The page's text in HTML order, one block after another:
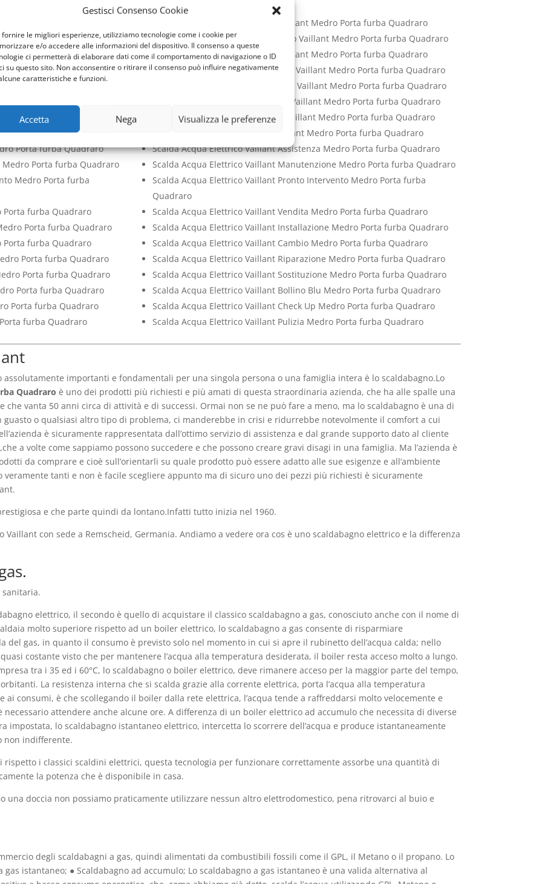
Gestisci Consenso Cookie
fornire le migliori esperienze, utilizziamo tecnologie come i cookie per
e/o accedere alle informazioni del dispositivo. Il consenso a queste
ci permetterà di elaborare dati come il comportamento di navigazione o ID
su questo sito. Non acconsentire o ritirare il consenso può influire negativamente
caratteristiche e funzioni.
Accetta Nega Visualizza le preferenze
furba Quadraro
Porta furba Quadraro
Porta furba Quadraro
Porta furba Quadraro
Porta furba Quadraro
Porta furba Quadraro
Porta furba Quadraro
furba Quadraro
Porta furba Quadraro
Porta furba Quadraro
Medro Porta furba
Porta furba Quadraro
Porta furba Quadraro
Porta furba Quadraro
Porta furba Quadraro
Porta furba Quadraro
Porta furba Quadraro
Porta furba Quadraro
furba Quadraro
Quadraro
Vendita Scalda Acqua Elettrico Vaillant Medro Porta furba Quadraro
Installazione Scalda Acqua Elettrico Vaillant Medro Porta furba Quadraro
Cambio Scalda Acqua Elettrico Vaillant Medro Porta furba Quadraro
Riparazione Scalda Acqua Elettrico Vaillant Medro Porta furba Quadraro
Sostituzione Scalda Acqua Elettrico Vaillant Medro Porta furba Quadraro
Bollino Blu Scalda Acqua Elettrico Vaillant Medro Porta furba Quadraro
Check Up Scalda Acqua Elettrico Vaillant Medro Porta furba Quadraro
Pulizia Scalda Acqua Elettrico Vaillant Medro Porta furba Quadraro
Scalda Acqua Elettrico Vaillant Assistenza Medro Porta furba Quadraro
Scalda Acqua Elettrico Vaillant Manutenzione Medro Porta furba Quadraro
Scalda Acqua Elettrico Vaillant Pronto Intervento Medro Porta furba
Quadraro
Scalda Acqua Elettrico Vaillant Vendita Medro Porta furba Quadraro
Scalda Acqua Elettrico Vaillant Installazione Medro Porta furba Quadraro
Scalda Acqua Elettrico Vaillant Cambio Medro Porta furba Quadraro
Scalda Acqua Elettrico Vaillant Riparazione Medro Porta furba Quadraro
Scalda Acqua Elettrico Vaillant Sostituzione Medro Porta furba Quadraro
Scalda Acqua Elettrico Vaillant Bollino Blu Medro Porta furba Quadraro
Scalda Acqua Elettrico Vaillant Check Up Medro Porta furba Quadraro
Scalda Acqua Elettrico Vaillant Pulizia Medro Porta furba Quadraro
importanti e fondamentali per una singola persona o una famiglia intera è lo scaldabagno.Lo
Quadraro è uno dei prodotti più richiesti e più amati di questa straordinaria azienda, che ha alle spalle una
vanta 50 anni circa di attività e di successi. Ormai non se ne può fare a meno, ma lo scaldabagno è una di
guasto o qualsiasi altro tipo di problema, ci manderebbe in crisi e ridurrebbe notevolmente il comfort a cui
è sicuramente rappresentata dall’ottimo servizio di assistenza e dal grande supporto dato al cliente
a volte come sappiamo possono succedere e che possono creare gravi disagi in una famiglia. Ma l’azienda è
da comprare e cioè sull’orientarli su quale prodotto può essere adatto alle sue esigenze e all’ambiente
tanti e non è facile scegliere appunto ma di sicuro uno dei pezzi più richiesti è sicuramente
e che parte quindi da lontano.Infatti tutto inizia nel 1960.
con sede a Remscheid, Germania. Andiamo a vedere ora cos è uno scaldabagno elettrico e la differenza
elettrico, il secondo è quello di acquistare il classico scaldabagno a gas, conosciuto anche con il nome di
molto superiore rispetto ad un boiler elettrico, lo scaldabagno a gas consente di risparmiare
gas, in quanto il consumo è previsto solo nel momento in cui si apre il rubinetto dell’acqua calda; nello
costante visto che per mantenere l’acqua alla temperatura desiderata, il boiler resta acceso molto a lungo.
tra i 35 ed i 60°C, lo scaldabagno o boiler elettrico, deve rimanere acceso per la maggior parte del tempo,
La resistenza interna che si scalda grazie alla corrente elettrica, porta l’acqua alla temperatura
consumi, è che scollegando il boiler dalla rete elettrica, l’acqua tende a raffreddarsi molto velocemente e
attendere anche alcune ore. A differenza di un boiler elettrico ad accumulo che necessita di diverse
impostata, lo scaldabagno istantaneo elettrico, intercetta lo scorrere dell’acqua e produce istantaneamente
non indifferente.
rispetto i classici scaldini elettrici, questa tecnologia per funzionare correttamente assorbe una quantità di
la potenza che è disponibile in casa.
una doccia non possiamo praticamente utilizzare nessun altro elettrodomestico, pena ritrovarci al buio e
degli scaldabagni a gas, quindi alimentati da combustibili fossili come il GPL, il Metano o il propano. Lo
istantaneo; ● Scaldabagno ad accumulo; Lo scaldabagno a gas istantaneo è una valida alternativa al